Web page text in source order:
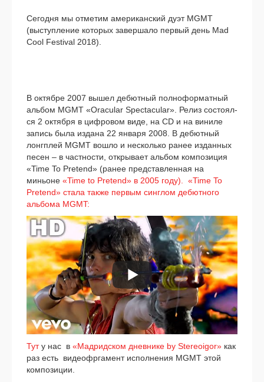
Сегодня мы отме­тим аме­ри­кан­ский дуэт MGMT
(выступ­ле­ние кото­рых завер­ша­ло пер­вый день Mad
Cool Festival 2018).
В октяб­ре 2007 вышел дебют­ный пол­но­фор­мат­ный
аль­бом MGMT «Oracular Spectacular». Релиз состо­ял­
ся 2 октяб­ря в циф­ро­вом виде, на CD и на вини­ле
запись была изда­на 22 янва­ря 2008. В дебют­ный
лонг­плей MGMT вошло и несколь­ко ранее издан­ных
песен – в част­но­сти, откры­ва­ет аль­бом ком­по­зи­ция
«Time To Pretend» (ранее пред­став­лен­ная на
миньоне «Time to Pretend» в 2005 году). «Time To
Pretend» ста­ла так­же пер­вым син­глом дебют­но­го
аль­бо­ма MGMT:
Туту нас в «Мадридском днев­ни­ке by Stereoigor» как
раз есть видео­фр­га­мент испол­не­ния MGMT этой
ком­по­зи­ции.